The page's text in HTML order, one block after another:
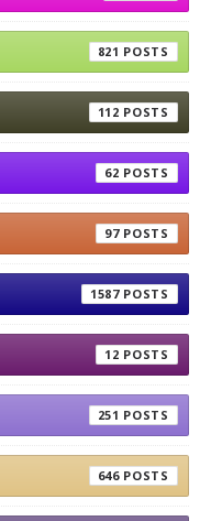
821
112
62
97
1587
12
251
646